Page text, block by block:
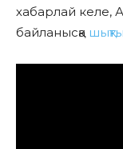
хабарлай келе,
байланысқа шықты